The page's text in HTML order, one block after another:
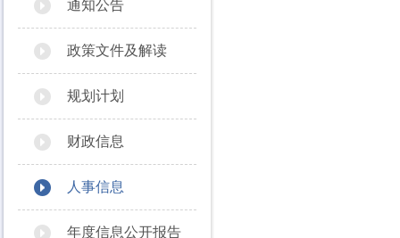
通知公告
政策文件及解读
规划计划
财政信息
人事信息
年度信息公开报告